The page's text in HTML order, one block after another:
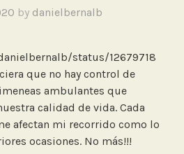
by danielbernalb
status/12679718
que no hay control de
ambulantes que
calidad de vida. Cada
afectan mi recorrido como lo
ocasiones. No más!!!